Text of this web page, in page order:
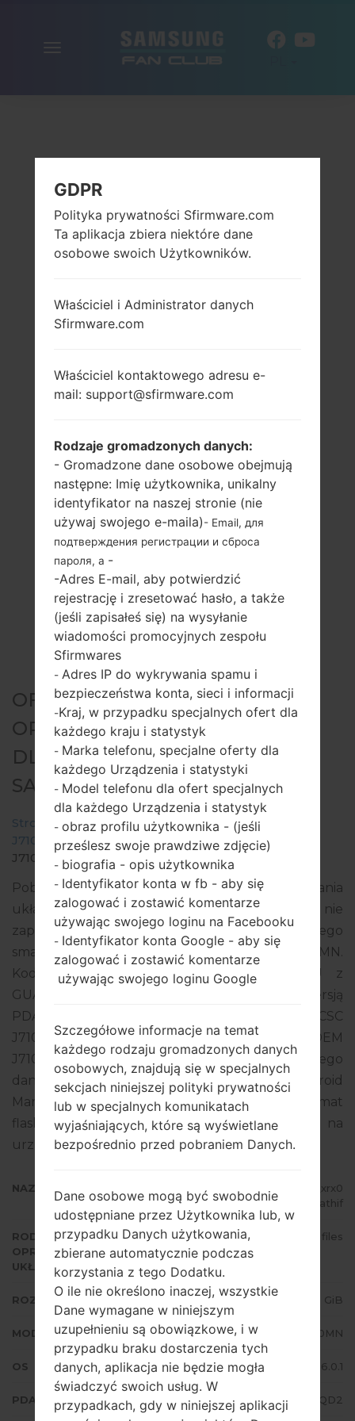
OFICJALNE
OPROGRAMOWANIE #16998
DLA: SM-J710MN -
SAMSUNGGALAXY J7 2016
Strona startowa →Galaxy J7 2016 → SamsungSM-
J710MN →SM-
J710MN_1_20170421135800_xrx00athif.zip
Pobierz najnowszą aktualizację oprogramowania
układowego dla Samsung Galaxy J7 2016, ale nie
zapomnij sprawdzić, czy numer modelu Twojego
smartfona odpowiada wskazanemu SM-J710MN.
Kod oprogramowania układowego to PGU z
GUATEMALA. Produkt jest dostarczany z wersją
PDA J710MNUBU3AQD2, wersja CSC
J710MNUWA3AQD2, wersja MODEM
J710MNUBU3AQD2. Wersja systemu operacyjnego
danego oprogramowania układowego to Android
Marshmallow 6.0.1. Pełny poradnik na temat
flashowania oprogramowania układowego na
urządzeniach Samsungtutaj
NAZWA PLIKU
SM-J710MN_1_20170421135800_xrx0
0athif
RODZAJ
OPROGRAMOWANIA
UKŁADOWEGO
4 files
ROZMIAR PLIKU 1.53 GiB
MODEL Samsung SM-J710MN
OS Android Marshmallow 6.0.1
PDA/AP WERSJA J710MNUBU3AQD2
GDPR
Polityka prywatności Sfirmware.com
Ta aplikacja zbiera niektóre dane
osobowe swoich Użytkowników.
Właściciel i Administrator danych
Sfirmware.com
Właściciel kontaktowego adresu e-
mail: support@sfirmware.com
Rodzaje gromadzonych danych:
- Gromadzone dane osobowe obejmują
następne: Imię użytkownika, unikalny
identyfikator na naszej stronie (nie
używaj swojego e-maila)- Email, для
подтверждения регистрации и сброса
пароля, а -
-Adres E-mail, aby potwierdzić
rejestrację i zresetować hasło, a także
(jeśli zapisałeś się) na wysyłanie
wiadomości promocyjnych zespołu
Sfirmwares
- Adres IP do wykrywania spamu i
bezpieczeństwa konta, sieci i informacji
-Kraj, w przypadku specjalnych ofert dla
każdego kraju i statystyk
- Marka telefonu, specjalne oferty dla
każdego Urządzenia i statystyki
- Model telefonu dla ofert specjalnych
dla każdego Urządzenia i statystyk
- obraz profilu użytkownika - (jeśli
prześlesz swoje prawdziwe zdjęcie)
- biografia - opis użytkownika
- Identyfikator konta w fb - aby się
zalogować i zostawić komentarze
używając swojego loginu na Facebooku
- Identyfikator konta Google - aby się
zalogować i zostawić komentarze
używając swojego loginu Google
Szczegółowe informacje na temat
każdego rodzaju gromadzonych danych
osobowych, znajdują się w specjalnych
sekcjach niniejszej polityki prywatności
lub w specjalnych komunikatach
wyjaśniających, które są wyświetlane
bezpośrednio przed pobraniem Danych.
Dane osobowe mogą być swobodnie
udostępniane przez Użytkownika lub, w
przypadku Danych użytkowania,
zbierane automatycznie podczas
korzystania z tego Dodatku.
O ile nie określono inaczej, wszystkie
Dane wymagane w niniejszym
uzupełnieniu są obowiązkowe, i w
przypadku braku dostarczenia tych
danych, aplikacja nie będzie mogła
świadczyć swoich usług. W
przypadkach, gdy w niniejszej aplikacji